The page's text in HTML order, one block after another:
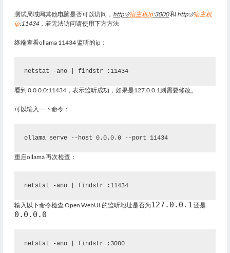
测试局域网其他电脑是否可以访问， http://宿主机ip:3000和 http://宿主机
ip:11434，若无法访问请使用下方方法
终端查看ollama 11434 监听的ip：
netstat -ano | findstr :11434
看到0.0.0.0:11434 ，表示监听成功，如果是127.0.0.1则需要修改。
可以输入一下命令：
ollama serve --host 0.0.0.0 --port 11434
重启ollama 再次检查：
netstat -ano | findstr :11434
输入以下命令检查 Open WebUI 的监听地址是否为127.0.0.1 还是
0.0.0.0
netstat -ano | findstr :3000